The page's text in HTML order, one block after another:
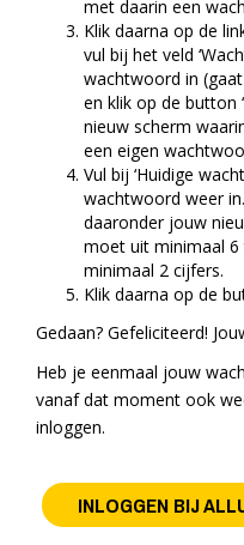
met daarin een
Klik daarna op de
vul bij het veld
wachtwoord in
en klik op de button
nieuw scherm
een eigen
Vul bij ‘Huidige
wachtwoord weer
daaronder jouw
moet uit minimaal 6
minimaal 2 cijfers.
Klik daarna op de
Gedaan? Gefeliciteerd!
Heb je eenmaal jouw
vanaf dat moment ook
inloggen.
INLOGGEN BIJ